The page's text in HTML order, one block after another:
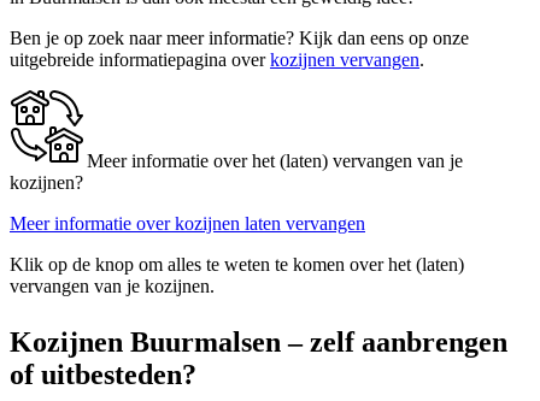
Ben je op zoek naar meer informatie? Kijk dan eens op onze
uitgebreide informatiepagina overkozijnen vervangen.
Meer informatie over het (laten) vervangen van je
kozijnen?
Meer informatie over kozijnen laten vervangen
Klik op de knop om alles te weten te komen over het (laten)
vervangen van je kozijnen.
Kozijnen Buurmalsen – zelf aanbrengen
of uitbesteden?